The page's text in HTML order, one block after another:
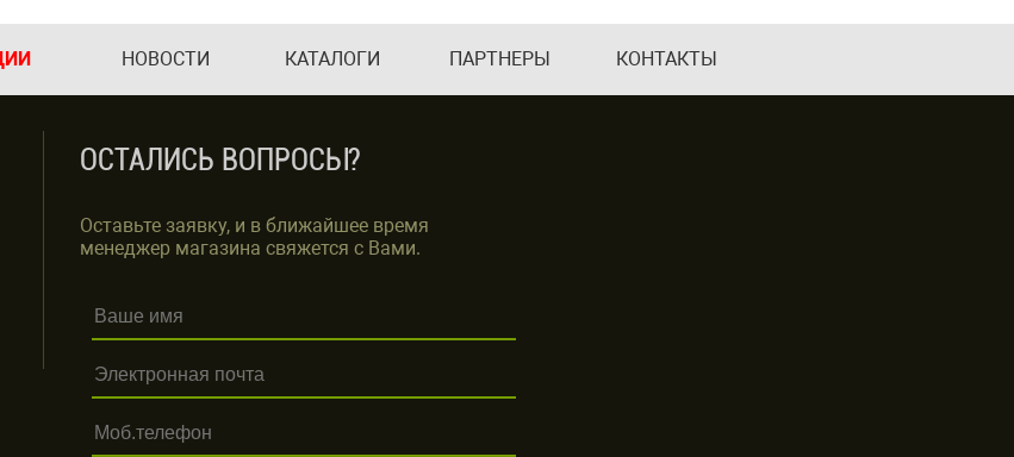
НОВОСТИ КАТАЛОГИ ПАРТНЕРЫ КОНТАКТЫ
ОСТАЛИСЬ ВОПРОСЫ?
Оставьте заявку, и в ближайшее время
менеджер магазина свяжется с Вами.